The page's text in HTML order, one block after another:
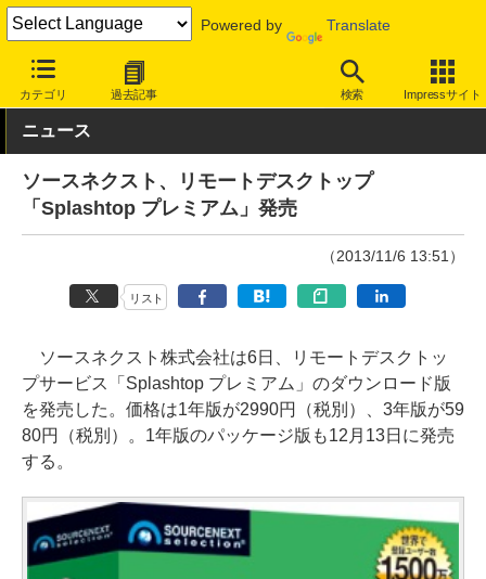
Powered by Translate
カテゴリ 過去記事 検索 Impressサイト
INTERNET Watch トピック
ニュース
ソースネクスト、リモートデスクトップ
「Splashtop プレミアム」発売
（2013/11/6 13:51）
リスト
ソースネクスト株式会社は6日、リモートデスクトッ
プサービス「Splashtop プレミアム」のダウンロード版
を発売した。価格は1年版が2990円（税別）、3年版が59
80円（税別）。1年版のパッケージ版も12月13日に発売
する。